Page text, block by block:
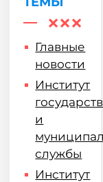
Главные
новости
Институт
и
службы
Институт